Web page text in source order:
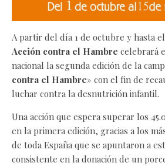
A partir del día 1 de octubre y hasta
Acción contra el Hambre celebrará
nacional la segunda edición de la
contra el Hambre» con el fin de
luchar contra la desnutrición infantil.
Una acción que espera superar los
en la primera edición, gracias a los
de toda España que se apuntaron a
consistente en la donación de un